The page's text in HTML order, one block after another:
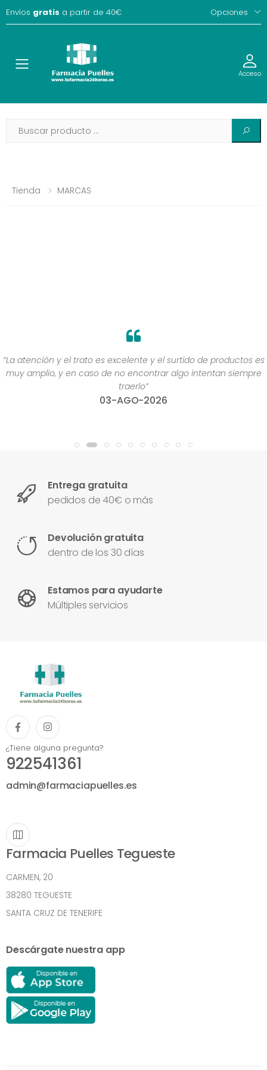
Envíos gratis a partir de 40€ Opciones
Toggle Acceso
Tienda MARCAS
“La atención y el trato es excelente y el surtido de productos es
muy amplio, y en caso de no encontrar algo intentan siempre
traerlo”
03-AGO-2026
Entrega gratuita
pedidos de 40€ o más
Devolución gratuita
dentro de los 30 días
Estamos para ayudarte
Múltiples servicios
¿Tiene alguna pregunta?
922541361
admin@farmaciapuelles.es
Farmacia Puelles Tegueste
CARMEN, 20
38280 TEGUESTE
SANTA CRUZ DE TENERIFE
Descárgate nuestra app